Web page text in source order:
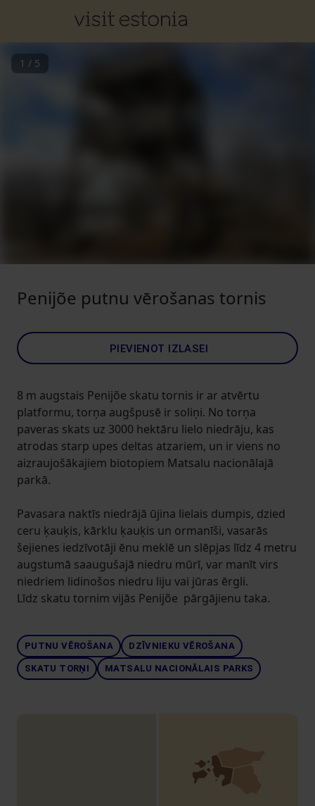
1 / 5
Penijõe putnu vērošanas tornis
PIEVIENOT IZLASEI
8 m augstais Penijõe skatu tornis ir ar atvērtu
platformu, torņa augšpusē ir soliņi. No torņa
paveras skats uz 3000 hektāru lielo niedrāju, kas
atrodas starp upes deltas atzariem, un ir viens no
aizraujošākajiem biotopiem Matsalu nacionālajā
parkā.
Pavasara naktīs niedrājā ūjina lielais dumpis, dzied
ceru ķauķis, kārklu ķauķis un ormanīši, vasarās
šejienes iedzīvotāji ēnu meklē un slēpjas līdz 4 metru
augstumā saaugušajā niedru mūrī, var manīt virs
niedriem lidinošos niedru liju vai jūras ērgli.
Līdz skatu tornim vijās Penijõe pārgājienu taka.
PUTNU VĒROŠANA DZĪVNIEKU VĒROŠANA
SKATU TORŅI MATSALU NACIONĀLAIS PARKS